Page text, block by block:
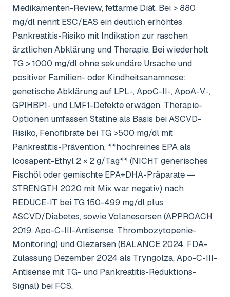
Medikamenten-Review, fettarme Diät. Bei > 880
mg/dl nennt ESC/EAS ein deutlich erhöhtes
Pankreatitis-Risiko mit Indikation zur raschen
ärztlichen Abklärung und Therapie. Bei wiederholt
TG > 1000 mg/dl ohne sekundäre Ursache und
positiver Familien- oder Kindheitsanamnese:
genetische Abklärung auf LPL-, ApoC-II-, ApoA-V-,
GPIHBP1- und LMF1-Defekte erwägen. Therapie-
Optionen umfassen Statine als Basis bei ASCVD-
Risiko, Fenofibrate bei TG >500 mg/dl mit
Pankreatitis-Prävention, **hochreines EPA als
Icosapent-Ethyl 2 × 2 g/Tag** (NICHT generisches
Fischöl oder gemischte EPA+DHA-Präparate —
STRENGTH 2020 mit Mix war negativ) nach
REDUCE-IT bei TG 150-499 mg/dl plus
ASCVD/Diabetes, sowie Volanesorsen (APPROACH
2019, Apo-C-III-Antisense, Thrombozytopenie-
Monitoring) und Olezarsen (BALANCE 2024, FDA-
Zulassung Dezember 2024 als Tryngolza, Apo-C-III-
Antisense mit TG- und Pankreatitis-Reduktions-
Signal) bei FCS.